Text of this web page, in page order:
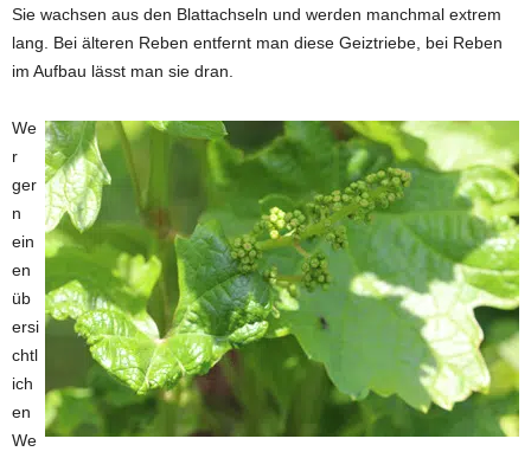
Sie wachsen aus den Blattachseln und werden manchmal extrem
lang. Bei älteren Reben entfernt man diese Geiztriebe, bei Reben
im Aufbau lässt man sie dran.
We
r
ger
n
ein
en
üb
ersi
chtl
ich
en
We